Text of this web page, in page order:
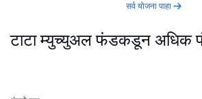
सर्व योजना पाहा
टाटा म्युच्युअल फंडकडून अधिक